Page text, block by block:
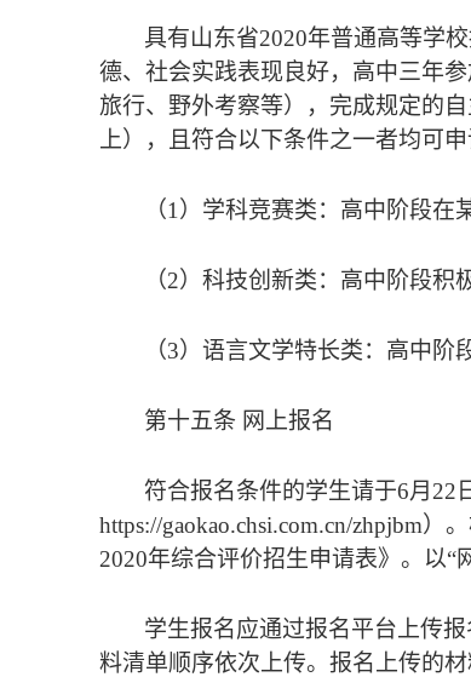
具有山东省2020年普通高等学
德、社会实践表现良好，高中三年
旅行、野外考察等），完成规定的
上），且符合以下条件之一者均可申
（1 ）学科竞赛类：高中阶段在
（2）科技创新类：高中阶段积
（3）语言文学特长类：高中阶
第十五条 网上报名
符合报名条件的学生请于6月 22
https://gaokao.chsi.com.cn/zhpjbm）
2020年综合评价招生申请表》。以“
学生报名应通过报名平台上传
料清单顺序依次上传。报名上传的